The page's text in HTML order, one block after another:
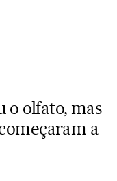
o olfato, mas
a